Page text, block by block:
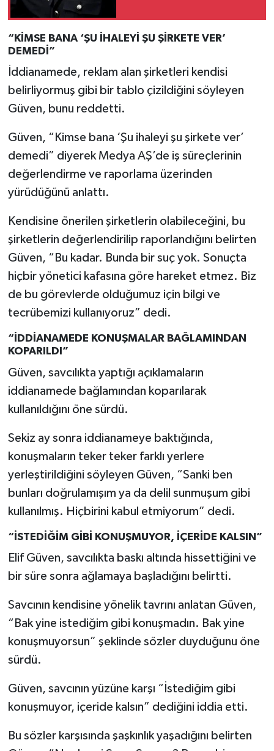
“KİMSE BANA ‘ŞU İHALEYİ ŞU ŞİRKETE VER’
DEMEDİ”
İddianamede, reklam alan şirketleri kendisi
belirliyormuş gibi bir tablo çizildiğini söyleyen
Güven, bunu reddetti.
Güven, “Kimse bana ‘Şu ihaleyi şu şirkete ver’
demedi” diyerek Medya AŞ’de iş süreçlerinin
değerlendirme ve raporlama üzerinden
yürüdüğünü anlattı.
Kendisine önerilen şirketlerin olabileceğini, bu
şirketlerin değerlendirilip raporlandığını belirten
Güven, “Bu kadar. Bunda bir suç yok. Sonuçta
hiçbir yönetici kafasına göre hareket etmez. Biz
de bu görevlerde olduğumuz için bilgi ve
tecrübemizi kullanıyoruz” dedi.
“İDDİANAMEDE KONUŞMALAR BAĞLAMINDAN
KOPARILDI”
Güven, savcılıkta yaptığı açıklamaların
iddianamede bağlamından koparılarak
kullanıldığını öne sürdü.
Sekiz ay sonra iddianameye baktığında,
konuşmaların teker teker farklı yerlere
yerleştirildiğini söyleyen Güven, “Sanki ben
bunları doğrulamışım ya da delil sunmuşum gibi
kullanılmış. Hiçbirini kabul etmiyorum” dedi.
“İSTEDİĞİM GİBİ KONUŞMUYOR, İÇERİDE KALSIN”
Elif Güven, savcılıkta baskı altında hissettiğini ve
bir süre sonra ağlamaya başladığını belirtti.
Savcının kendisine yönelik tavrını anlatan Güven,
“Bak yine istediğim gibi konuşmadın. Bak yine
konuşmuyorsun” şeklinde sözler duyduğunu öne
sürdü.
Güven, savcının yüzüne karşı “İstediğim gibi
konuşmuyor, içeride kalsın” dediğini iddia etti.
Bu sözler karşısında şaşkınlık yaşadığını belirten